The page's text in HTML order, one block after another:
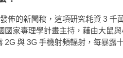
佈的新聞稿，這項研究耗資 3 千
家毒理學計畫主持，藉由大鼠
與 3G 手機射頻輻射，每暴露